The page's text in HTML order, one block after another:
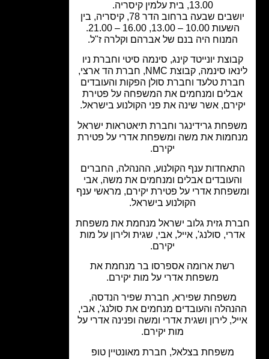
יושבים שבעה ברחוב הדר 78, קיסריה, בין
המנוח היה בנם של אברהם וקלרה ז"ל.
יונייטד קינג, סינמה סיטי וחברת ניו
לינאו סינמה, קבוצת NMC, חברת הד ארצי,
טלעד וחברת סולן הפקות והעובדים
ומנחמים את המשפחה על פטירת
אשר שינה את פני הקולנוע בישראל.
גרידינגר וחברת תיאטראות ישראל
את משה ומשפחת אדרי על פטירת
ענף הקולנוע, ההנהלה, החברים
אבלים ומנחמים את משה, אבי
אדרי על פטירת יקירם, מראשי ענף
הקולנוע בישראל.
גזית גלוב ישראל מנחמת את משפחת
סולנג', אייל, אבי, שגית ולירון על מות
רשת ארומה אספרסו בר מנחמת את
משפחת אדרי על מות יקירם.
משפחת שפירא, חברת שפיר הנדסה,
והעובדים מנחמים את סולנג', אבי,
לירון ושגית אדרי ומשה ופנינה אדרי על
מות יקירם.
משפחת בצלאל, חברת מאונטיין טופ